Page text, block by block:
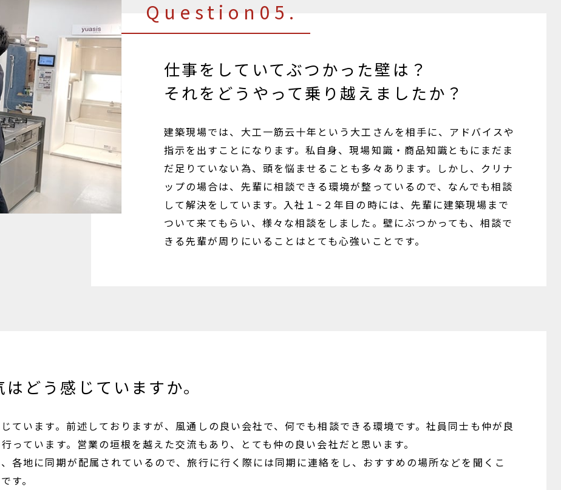
Question05.
仕事をしていてぶつかった壁は？
それをどうやって乗り越えましたか？
建築現場では、大工一筋云十年という大工さんを相手に、アドバイスや
指示を出すことになります。私自身、現場知識・商品知識ともにまだま
だ足りていない為、頭を悩ませることも多々あります。しかし、クリナ
ップの場合は、先輩に相談できる環境が整っているので、なんでも相談
して解決をしています。入社１~２年目の時には、先輩に建築現場まで
ついて来てもらい、様々な相談をしました。壁にぶつかっても、相談で
きる先輩が周りにいることはとても心強いことです。
どう感じていますか。
ています。前述しておりますが、風通しの良い会社で、何でも相談できる環境です。社員同士も仲が良
っています。営業の垣根を越えた交流もあり、とても仲の良い会社だと思います。
各地に同期が配属されているので、旅行に行く際には同期に連絡をし、おすすめの場所などを聞くこ
す。